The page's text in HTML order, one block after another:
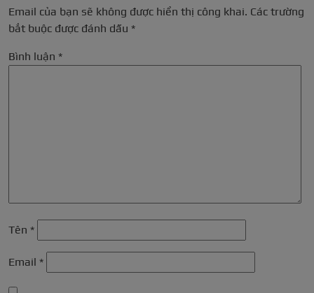
Email của bạn sẽ không được hiển thị công khai. Các trường
bắt buộc được đánh dấu *
Bình luận *
Tên *
Email *